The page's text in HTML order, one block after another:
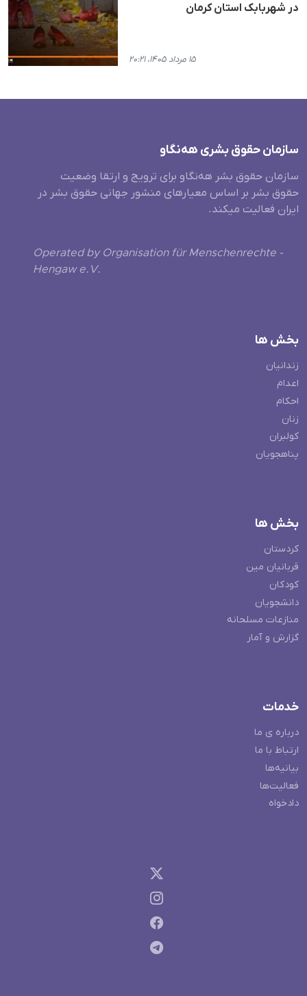
در شهربابک استان کرمان
۱۵ مرداد ۱۴۰۵، ۲۰:۲۱
سازمان حقوق بشری هەنگاو
سازمان حقوق بشر هه‌نگاو برای ترویج و ارتقا وضعیت
حقوق بشر بر اساس معیارهای منشور جهانی حقوق بشر در
ایران فعالیت میکند.
Operated by Organisation für Menschenrechte -
Hengaw e.V.
بخش ها
زندانیان
اعدام
احکام
زنان
کولبران
پناهجویان
بخش ها
کردستان
قربانیان مین
کودکان
دانشجویان
منازعات مسلحانه
گزارش و آمار
خدمات
درباره ی ما
ارتباط با ما
بیانیه‌ها
فعالیت‌ها
دادخواه